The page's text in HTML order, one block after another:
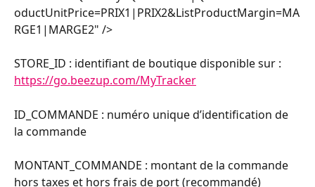
oductUnitPrice=PRIX1|PRIX2&ListProductMargin=MA
RGE1|MARGE2" />
STORE_ID : identifiant de boutique disponible sur :
https://go.beezup.com/MyTracker
ID_COMMANDE : numéro unique d’identification de
la commande
MONTANT_COMMANDE : montant de la commande
hors taxes et hors frais de port (recommandé)